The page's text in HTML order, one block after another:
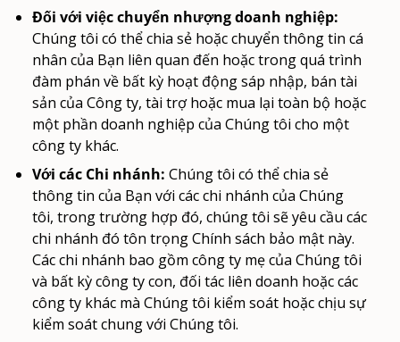
Đối với việc chuyển nhượng doanh nghiệp:
Chúng tôi có thể chia sẻ hoặc chuyển thông tin cá
nhân của Bạn liên quan đến hoặc trong quá trình
đàm phán về bất kỳ hoạt động sáp nhập, bán tài
sản của Công ty, tài trợ hoặc mua lại toàn bộ hoặc
một phần doanh nghiệp của Chúng tôi cho một
công ty khác.
Với các Chi nhánh: Chúng tôi có thể chia sẻ
thông tin của Bạn với các chi nhánh của Chúng
tôi, trong trường hợp đó, chúng tôi sẽ yêu cầu các
chi nhánh đó tôn trọng Chính sách bảo mật này.
Các chi nhánh bao gồm công ty mẹ của Chúng tôi
và bất kỳ công ty con, đối tác liên doanh hoặc các
công ty khác mà Chúng tôi kiểm soát hoặc chịu sự
kiểm soát chung với Chúng tôi.